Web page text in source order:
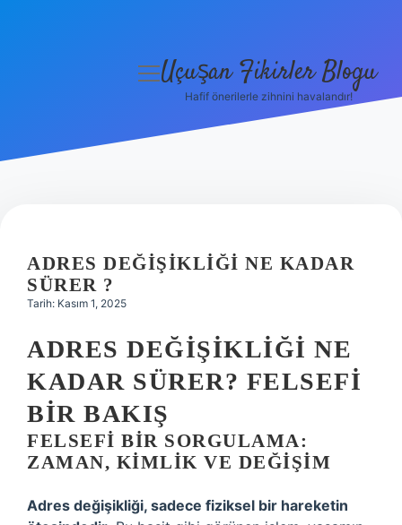
Hakkımızda
menüyü
Uçuşan Fikirler Blogu
Hafif önerilerle zihnini havalandır!
ADRES DEĞIŞIKLIĞI NE KADAR
SÜRER ?
Tarih: Kasım 1, 2025
ADRES DEĞIŞIKLIĞI NE
KADAR SÜRER? FELSEFI
BIR BAKIŞ
FELSEFI BIR SORGULAMA:
ZAMAN, KIMLIK VE DEĞIŞIM
Adres değişikliği, sadece fiziksel bir hareketin